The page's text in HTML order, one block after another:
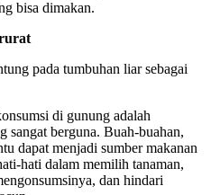
bisa dimakan.
pada tumbuhan liar sebagai
di gunung adalah
sangat berguna. Buah-buahan,
dapat menjadi sumber makanan
hati dalam memilih tanaman,
dan hindari